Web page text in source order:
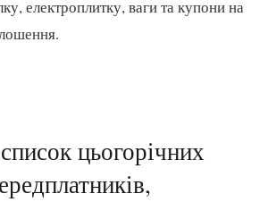
електроплитку, ваги та купони на
цьогорічних